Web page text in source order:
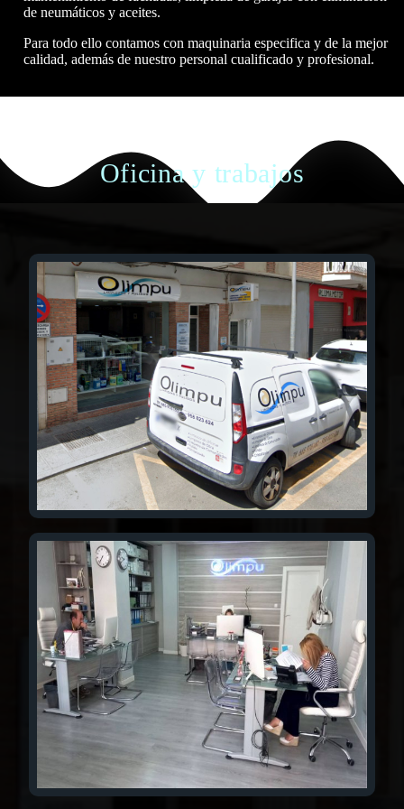
de neumáticos y aceites.
Para todo ello contamos con maquinaria especifica y de la mejor
calidad, además de nuestro personal cualificado y profesional.
Oficina y trabajos